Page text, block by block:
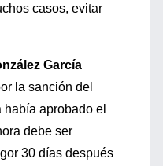
casos, evitar
García
la sanción del
aprobado el
debe ser
30 días después